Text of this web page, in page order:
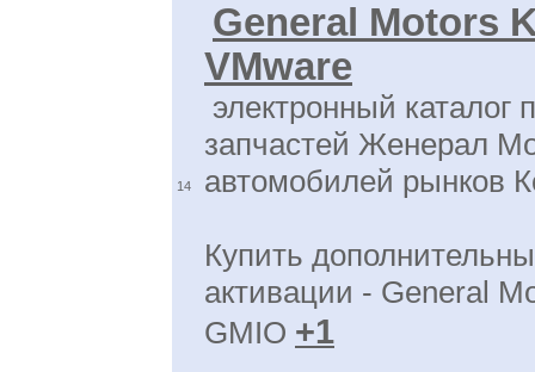
14
General Motors
VMware
электронный каталог
запчастей Женерал
автомобилей рынков
Купить
активации - General
GMIO +1